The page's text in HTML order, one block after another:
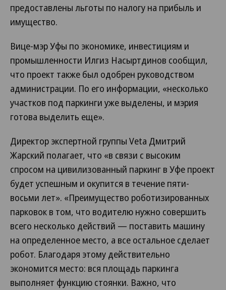
предоставлены льготы по налогу на прибыль и
имущество.
Вице-мэр Уфы по экономике, инвестициям и
промышленности Илгиз Насыртдинов сообщил,
что проект также был одобрен руководством
администрации. По его информации, «несколько
участков под паркинги уже выделены, и мэрия
готова выделить еще».
Директор экспертной группы Veta Дмитрий
Жарский полагает, что «в связи с высоким
спросом на цивилизованный паркинг в Уфе проект
будет успешным и окупится в течение пяти-
восьми лет». «Преимущество роботизированных
парковок в том, что водителю нужно совершить
всего несколько действий — поставить машину
на определенное место, а все остальное сделает
робот. Благодаря этому действительно
экономится место: вся площадь паркинга
выполняет функцию стоянки. Важно, что